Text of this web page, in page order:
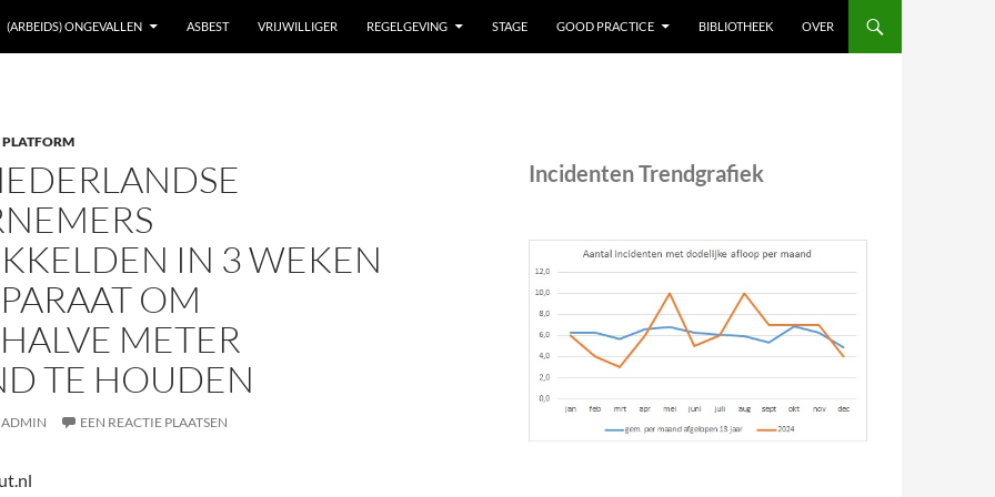
(ARBEIDS) ONGEVALLEN ASBEST VRIJWILLIGER REGELGEVING STAGE GOOD PRACTICE BIBLIOTHEEK OVER
IN 3 WEKEN
OM
METER
TE HOUDEN
ADMIN EEN REACTIE PLAATSEN
Incidenten Trendgrafiek